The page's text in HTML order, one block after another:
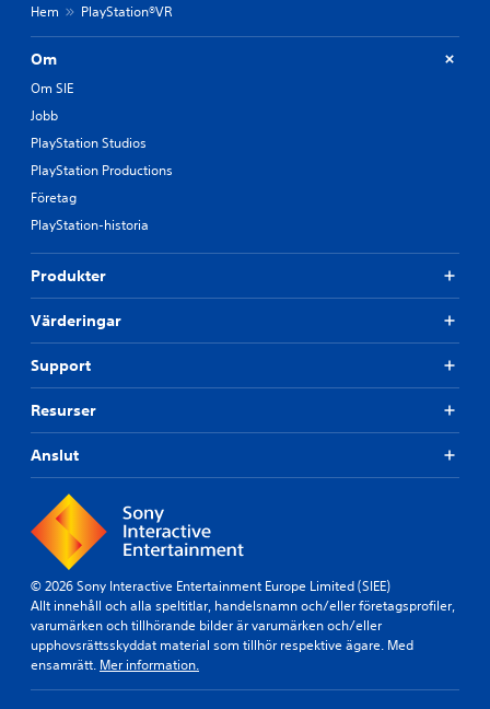
Hem PlayStation®VR
Om
Om SIE
Jobb
PlayStation Studios
PlayStation Productions
Företag
PlayStation-historia
Produkter
Värderingar
Support
Resurser
Anslut
© 2026 Sony Interactive Entertainment Europe Limited (SIEE)
Allt innehåll och alla speltitlar, handelsnamn och/eller företagsprofiler,
varumärken och tillhörande bilder är varumärken och/eller
upphovsrättsskyddat material som tillhör respektive ägare. Med
ensamrätt. Mer information.